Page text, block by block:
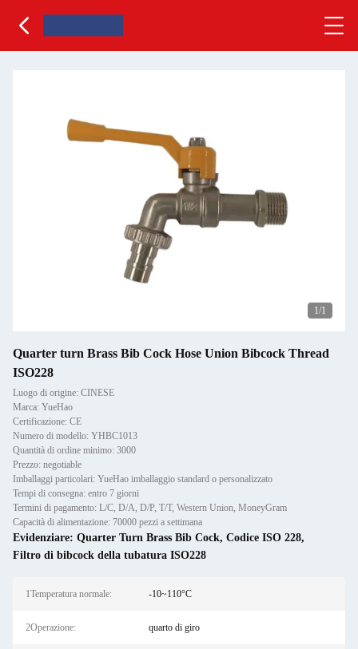
1/1
Quarter turn Brass Bib Cock Hose Union Bibcock Thread
ISO228
Luogo di origine: CINESE
Marca: YueHao
Certificazione: CE
Numero di modello: YHBC1013
Quantità di ordine minimo: 3000
Prezzo: negotiable
Imballaggi particolari: YueHao imballaggio standard o personalizzato
Tempi di consegna: entro 7 giorni
Termini di pagamento: L/C, D/A, D/P, T/T, Western Union, MoneyGram
Capacità di alimentazione: 70000 pezzi a settimana
Evidenziare: Quarter Turn Brass Bib Cock, Codice ISO 228,
Filtro di bibcock della tubatura ISO228
1Temperatura normale: -10~110°C
2Operazione: quarto di giro